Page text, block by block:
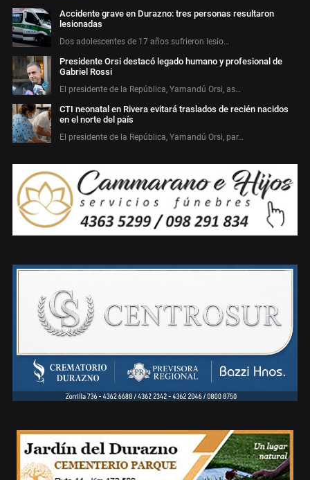
Accidente grave en Durazno: tres personas resultaron
lesionadas
Dos adolescentes de 17 años sufrieron lesio…
Presidente Orsi destacó legado humano y profesional de
Gabriel Rossi
El presidente de la República, Yamandú Orsi, as…
CTI neonatal en Rivera evitará traslados de recién nacidos
en el norte del país
El presidente de la República, Yamandú Orsi, par…